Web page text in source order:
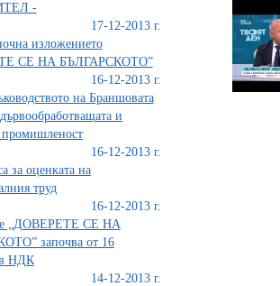
-
17-12-2013 г.
изложението
СЕ НА БЪЛГАРСКОТО”
16-12-2013 г.
на Браншовата
и
промишленост
16-12-2013 г.
за оценката на
труд
16-12-2013 г.
„ДОВЕРЕТЕ СЕ НА
започва от 16
НДК
14-12-2013 г.